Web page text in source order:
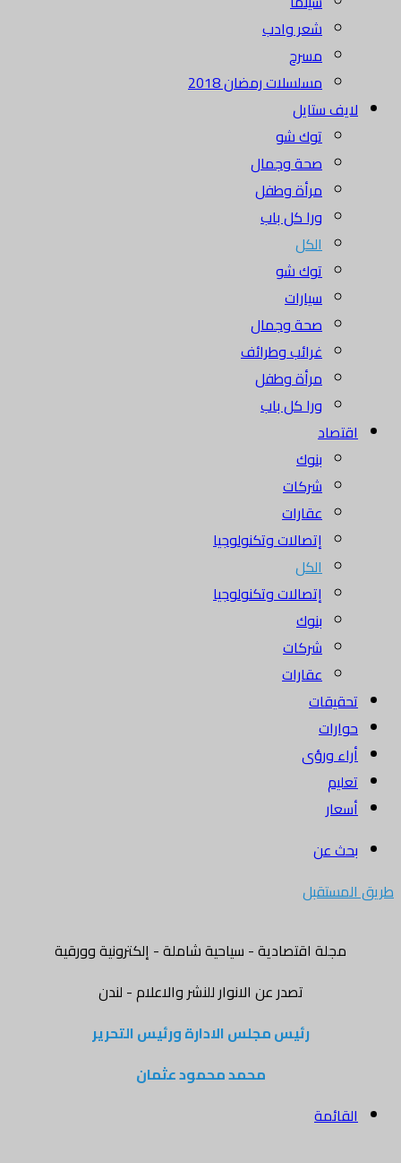
شعر وادب
مسرح
مسلسلات رمضان 2018
لايف ستايل
توك شو
صحة وجمال
مرأة وطفل
ورا كل باب
الكل
توك شو
سيارات
صحة وجمال
غرائب وطرائف
مرأة وطفل
ورا كل باب
اقتصاد
بنوك
شركات
عقارات
إتصالات وتكنولوجيا
الكل
إتصالات وتكنولوجيا
بنوك
شركات
عقارات
تحقيقات
حوارات
أراء ورؤى
تعليم
أسعار
بحث عن
طريق المستقبل
مجلة اقتصادية - سياحية شاملة - إلكترونية وورقية
تصدر عن الانوار للنشر والاعلام - لندن
رئيس مجلس الادارة ورئيس التحرير
محمد محمود عثمان
القائمة